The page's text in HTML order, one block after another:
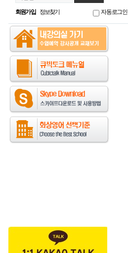
회원가입 정보찾기 자동로그인